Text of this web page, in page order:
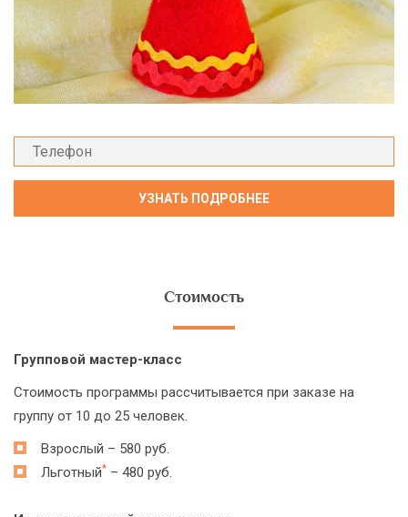
Стоимость
Групповой мастер-класс
Стоимость программы рассчитывается при заказе на
группу от 10 до 25 человек.
Взрослый – 580 руб.
Льготный* – 480 руб.